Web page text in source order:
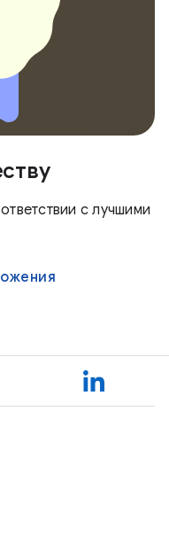
с лучшими